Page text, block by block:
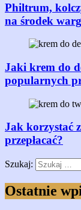
Philtrum,
na środek
Jaki krem do
popularnych
Jak korzystać
przepłacać?
Szukaj:
Ostatnie